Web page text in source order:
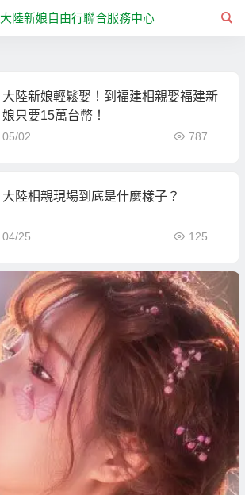
大陸新娘自由行聯合服務中心
大陸新娘輕鬆娶！到福建相親娶福建新
娘只要15萬台幣！
05/02 787
大陸相親現場到底是什麼樣子？
04/25 125